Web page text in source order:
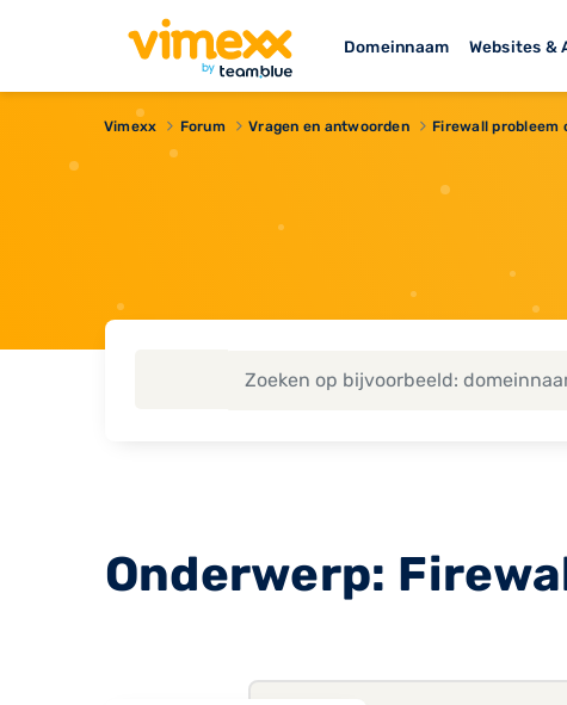
Domeinnaam Websites &
Vimexx Forum Vragen en antwoorden Firewall probleem
Onderwerp: